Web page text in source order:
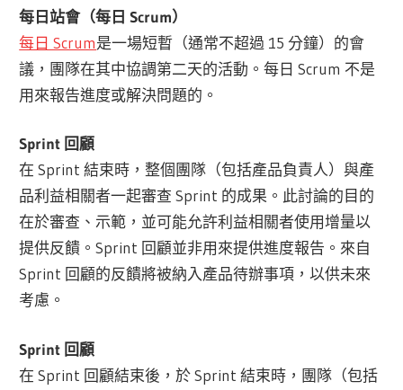
每日站會（每日 Scrum）
每日 Scrum是一場短暫（通常不超過 15 分鐘）的會
議，團隊在其中協調第二天的活動。每日 Scrum 不是
用來報告進度或解決問題的。
Sprint 回顧
在 Sprint 結束時，整個團隊（包括產品負責人）與產
品利益相關者一起審查 Sprint 的成果。此討論的目的
在於審查、示範，並可能允許利益相關者使用增量以
提供反饋。Sprint 回顧並非用來提供進度報告。來自
Sprint 回顧的反饋將被納入產品待辦事項，以供未來
考慮。
Sprint 回顧
在 Sprint 回顧結束後，於 Sprint 結束時，團隊（包括